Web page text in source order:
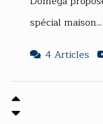
spécial maison...
4 Articles